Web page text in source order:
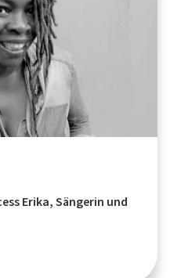
Erika, Sängerin und